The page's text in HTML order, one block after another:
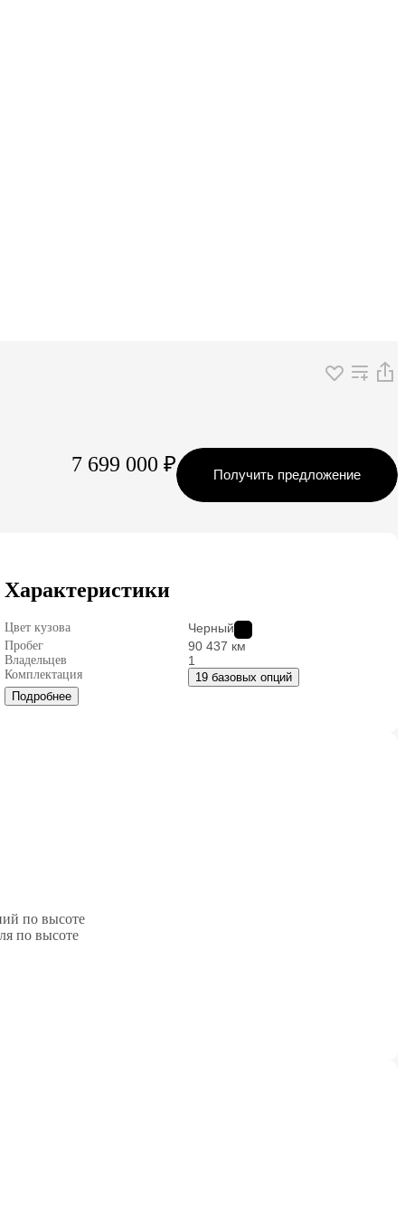
7 699 000 ₽ Получить предложение
Характеристики
Цвет кузова Черный
Пробег 90 437 км
Владельцев 1
Комплектация
19 базовых опций
Подробнее
по высоте
по высоте